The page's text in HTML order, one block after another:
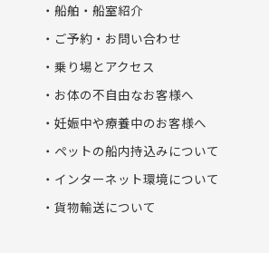
船舶・船室紹介
ご予約・お問い合わせ
乗り場とアクセス
お体の不自由なお客様へ
妊娠中や療養中のお客様へ
ペットの船内持込みについて
インターネット環境について
貨物輸送について